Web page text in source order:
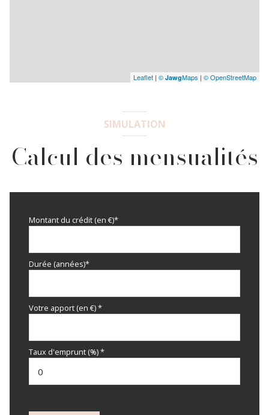
Leaflet | © JawgMaps | © OpenStreetMap
SIMULATION
Calcul des mensualités
Montant du crédit (en €)*
Durée (années)*
Votre apport (en €) *
Taux d'emprunt (%) *